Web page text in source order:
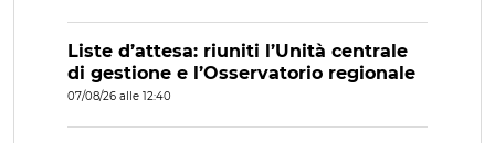
Liste d’attesa: riuniti l’Unità centrale
di gestione e l’Osservatorio regionale
07/08/26 alle 12:40